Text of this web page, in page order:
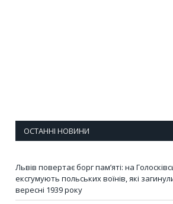
ОСТАННІ НОВИНИ
Львів повертає борг пам’яті: на
ексгумують польських воїнів, які
вересні 1939 року